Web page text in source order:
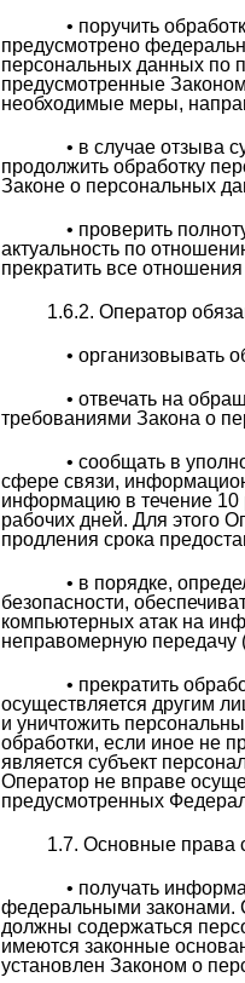
• поручить
предусмотрено
персональных данных по
предусмотренные
необходимые меры,
• в случае отзыва
продолжить обработку
Законе о персональных
• проверить
актуальность по
прекратить все
1.6.2. Оператор
• организовывать
• отвечать на
требованиями Закона о
• сообщать в
сфере связи,
информацию в течение 10
рабочих дней. Для этого
продления срока
• в порядке,
безопасности,
компьютерных атак на
неправомерную передачу
• прекратить
осуществляется другим
и уничтожить
обработки, если иное не
является субъект
Оператор не вправе
предусмотренных
1.7. Основные права
• получать
федеральными законами.
должны содержаться
имеются законные
установлен Законом о